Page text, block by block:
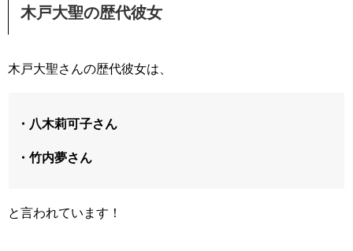
木戸大聖の歴代彼女
木戸大聖さんの歴代彼女は、
・八木莉可子さん
・竹内夢さん
と言われています！